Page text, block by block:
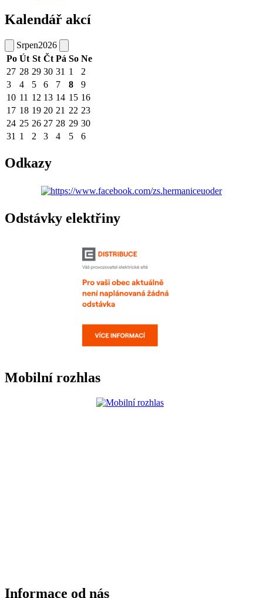
Kalendář akcí
Srpen2026
Po Út St Čt Pá So Ne
27 28 29 30 31 1
2
3
4 5 6 7 8
9
10 11 12 13 14 15 16
17 18 19 20 21 22 23
24 25 26 27 28 29 30
31 1 2 3 4 5 6
Odkazy
Odstávky elektřiny
Mobilní rozhlas
Informace od nás